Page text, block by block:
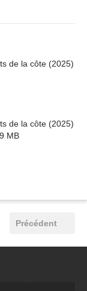
de la côte (2025)
de la côte (2025)
MB
Précédent